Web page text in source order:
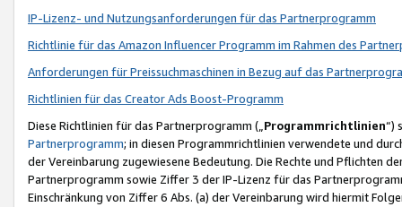
IP-Lizenz- und Nutzungsanforderungen für das Partnerprogramm
Richtlinie für das Amazon Influencer Programm im Rahmen des
Anforderungen für Preissuchmaschinen in Bezug auf das
Richtlinien für das Creator Ads Boost-Programm
Diese Richtlinien für das Partnerprogramm („Programmrichtlinien“)
Partnerprogramm; in diesen Programmrichtlinien verwendete und
der Vereinbarung zugewiesene Bedeutung. Die Rechte und Pflichten
Partnerprogramm sowie Ziffer 3 der IP-Lizenz für das
Einschränkung von Ziffer 6 Abs. (a) der Vereinbarung wird hiermit